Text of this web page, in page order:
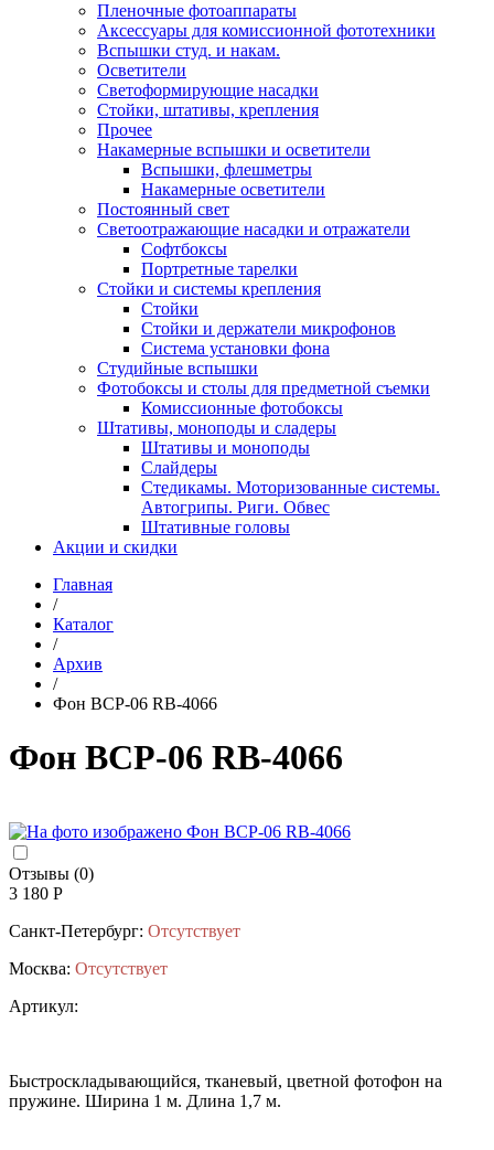
Пленочные фотоаппараты
Аксессуары для комиссионной фототехники
Вспышки студ. и накам.
Осветители
Светоформирующие насадки
Стойки, штативы, крепления
Прочее
Накамерные вспышки и осветители
Вспышки, флешметры
Накамерные осветители
Постоянный свет
Светоотражающие насадки и отражатели
Софтбоксы
Портретные тарелки
Стойки и системы крепления
Стойки
Стойки и держатели микрофонов
Система установки фона
Студийные вспышки
Фотобоксы и столы для предметной съемки
Комиссионные фотобоксы
Штативы, моноподы и сладеры
Штативы и моноподы
Слайдеры
Стедикамы. Моторизованные системы.
Автогрипы. Риги. Обвес
Штативные головы
Акции и скидки
Главная
/
Каталог
/
Архив
/
Фон BCP-06 RB-4066
Фон BCP-06 RB-4066
Отзывы (0)
3 180 Р
Санкт-Петербург: Отсутствует
Москва: Отсутствует
Артикул:
Быстроскладывающийся, тканевый, цветной фотофон на
пружине. Ширина 1 м. Длина 1,7 м.